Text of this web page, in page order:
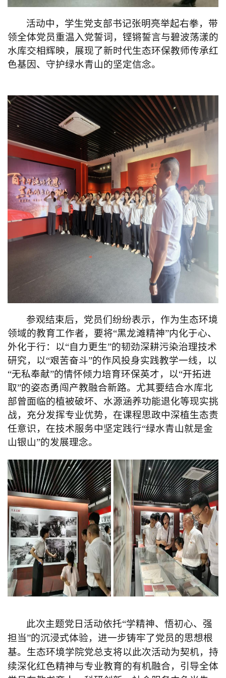
活动中， 学生党支部书记张明亮举起右拳，带
领全体党员重温入党誓词，铿锵誓言与碧波荡漾的
水库交相辉映，展现了新时代生态环保教师传承红
色基因、守护绿水青山的坚定信念。
参观结束后，党员们纷纷表示，作为生态环境
领域的教育工作者，要将“黑龙滩精神”内化于心、
外化于行：以“自力更生”的韧劲深耕污染治理技术
研究，以“艰苦奋斗”的作风投身实践教学一线，以
“无私奉献”的情怀倾力培育环保英才，以“开拓进
取”的姿态勇闯产教融合新路。尤其要结合水库北
部曾面临的植被破坏、水源涵养功能退化等现实挑
战，充分发挥专业优势，在课程思政中深植生态责
任意识，在技术服务中坚定践行“绿水青山就是金
山银山”的发展理念。
此次主题党日活动依托“学精神、悟初心、强
担当”的沉浸式体验，进一步铸牢了党员的思想根
基。生态环境学院党总支将以此次活动为契机，持
续深化红色精神与专业教育的有机融合，引导全体